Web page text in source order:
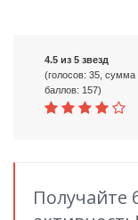
4.5 из 5 звезд
(голосов: 35, сумма
баллов: 157)
Получайте